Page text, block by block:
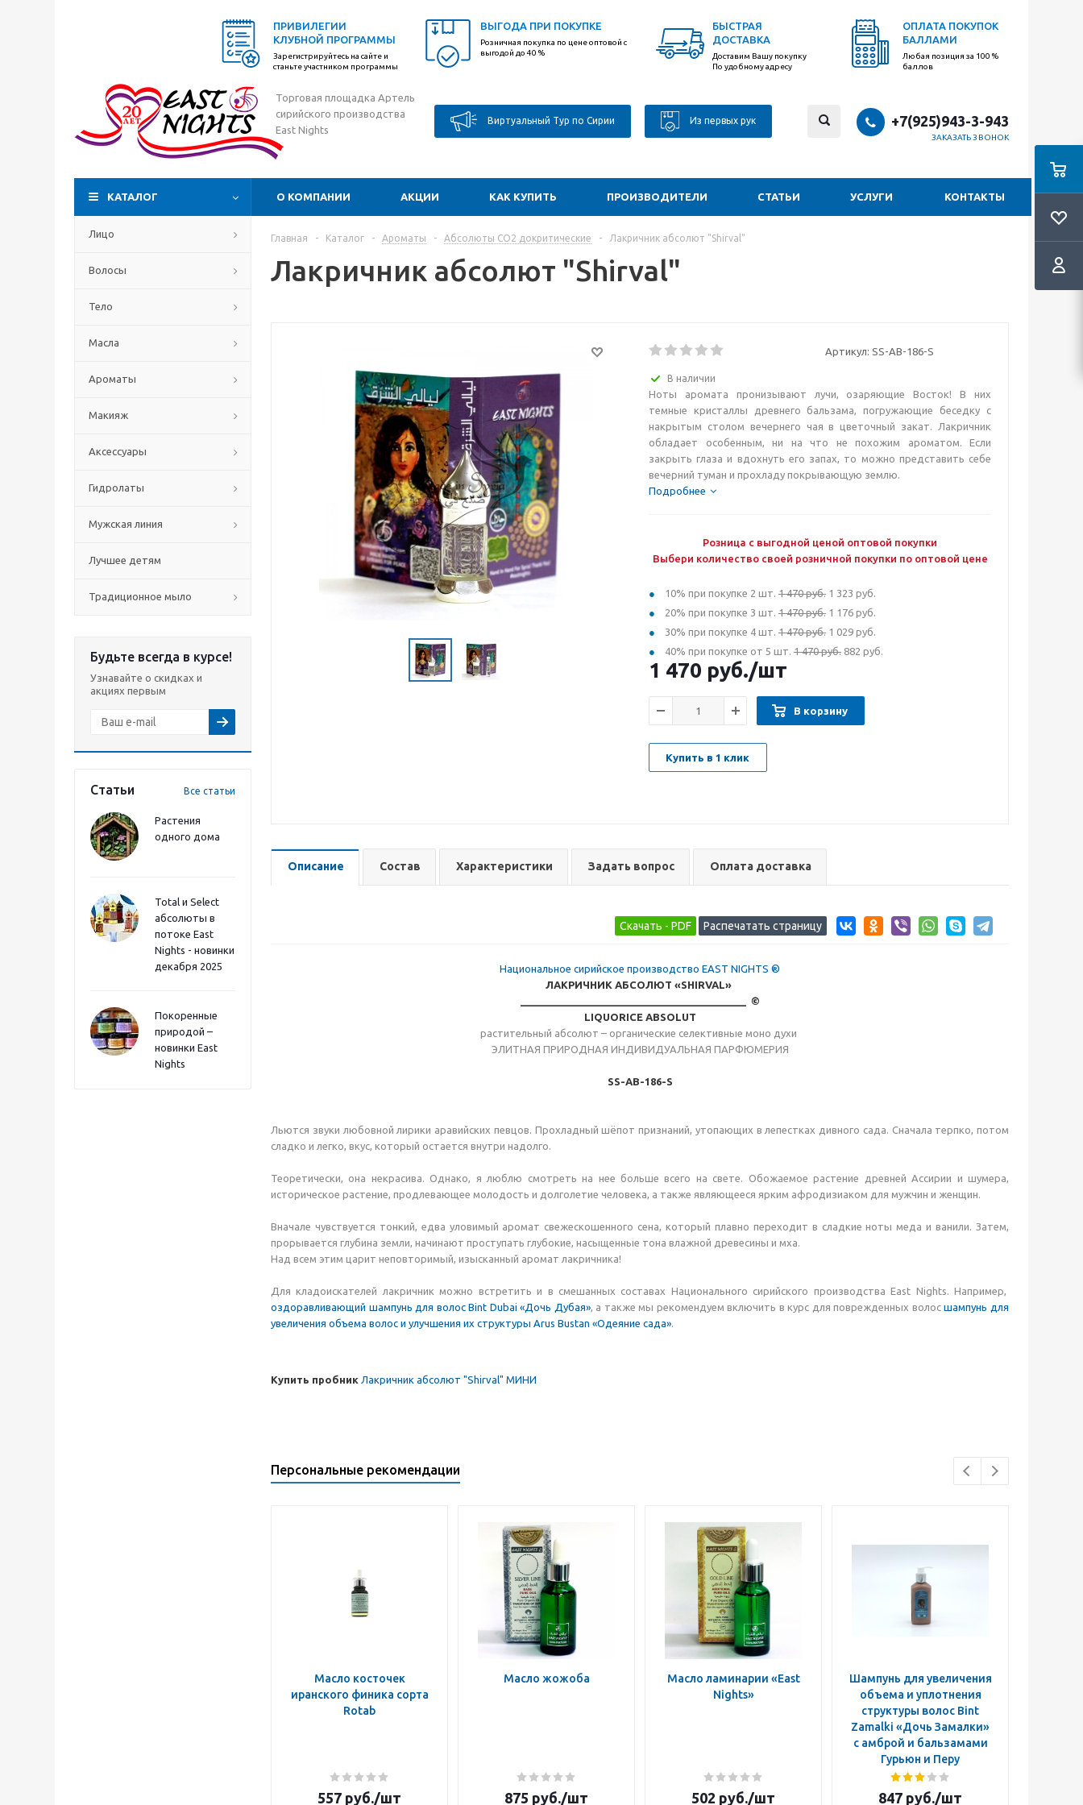
ПРИВИЛЕГИИ
КЛУБНОЙ ПРОГРАММЫ
Зарегистрируйтесь на сайте и
станьте участником программы
ВЫГОДА ПРИ ПОКУПКЕ
Розничная покупка по цене оптовой с
выгодой до 40 %
БЫСТРАЯ
ДОСТАВКА
Доставим Вашу покупку
По удобному адресу
ОПЛАТА ПОКУПОК
БАЛЛАМИ
Любая позиция за 100 %
баллов
Торговая площадка Артель
сирийского производства
East Nights
Виртуальный Тур по Сирии Из первых рук +7(925)943-3-943
ЗАКАЗАТЬ ЗВОНОК
КАТАЛОГ О КОМПАНИИ АКЦИИ КАК КУПИТЬ ПРОИЗВОДИТЕЛИ СТАТЬИ УСЛУГИ КОНТАКТЫ
Лицо
Волосы
Тело
Масла
Ароматы
Макияж
Аксессуары
Гидролаты
Мужская линия
Лучшее детям
Традиционное мыло
Будьте всегда в курсе!
Узнавайте о скидках и
акциях первым
Статьи Все статьи
Растения
одного дома
Total и Select
абсолюты в
потоке East
Nights - новинки
декабря 2025
Покоренные
природой –
новинки East
Nights
Главная - Каталог - Ароматы - Абсолюты CO2 докритические - Лакричник абсолют "Shirval"
Лакричник абсолют "Shirval"
Артикул: SS-AB-186-S
В наличии
Ноты аромата пронизывают лучи, озаряющие Восток! В них
темные кристаллы древнего бальзама, погружающие беседку с
накрытым столом вечернего чая в цветочный закат. Лакричник
обладает особенным, ни на что не похожим ароматом. Если
закрыть глаза и вдохнуть его запах, то можно представить себе
вечерний туман и прохладу покрывающую землю.
Подробнее
Розница с выгодной ценой оптовой покупки
Выбери количество своей розничной покупки по оптовой цене
10% при покупке 2 шт. 1 470 руб. 1 323 руб.
20% при покупке 3 шт. 1 470 руб. 1 176 руб.
30% при покупке 4 шт. 1 470 руб. 1 029 руб.
40% при покупке от 5 шт. 1 470 руб. 882 руб.
1 470 руб./шт
В корзину
Купить в 1 клик
Описание Состав Характеристики Задать вопрос Оплата доставка
Национальное сирийское производство EAST NIGHTS ®
ЛАКРИЧНИК АБСОЛЮТ «SHIRVAL»
________________________________________ ©
LIQUORICE ABSOLUT
растительный абсолют – органические селективные моно духи
ЭЛИТНАЯ ПРИРОДНАЯ ИНДИВИДУАЛЬНАЯ ПАРФЮМЕРИЯ
SS-AB-186-S
Льются звуки любовной лирики аравийских певцов. Прохладный шёпот признаний, утопающих в лепестках дивного сада. Сначала терпко, потом
сладко и легко, вкус, который остается внутри надолго.
Теоретически, она некрасива. Однако, я люблю смотреть на нее больше всего на свете. Обожаемое растение древней Ассирии и шумера,
историческое растение, продлевающее молодость и долголетие человека, а также являющееся ярким афродизиаком для мужчин и женщин.
Вначале чувствуется тонкий, едва уловимый аромат свежескошенного сена, который плавно переходит в сладкие ноты меда и ванили. Затем,
прорывается глубина земли, начинают проступать глубокие, насыщенные тона влажной древесины и мха.
Над всем этим царит неповторимый, изысканный аромат лакричника!
Для кладоискателей лакричник можно встретить и в смешанных составах Национального сирийского производства East Nights. Например,
оздоравливающий шампунь для волос Bint Dubai «Дочь Дубая», а также мы рекомендуем включить в курс для поврежденных волосшампунь для
увеличения объема волос и улучшения их структуры Arus Bustan «Одеяние сада».
Купить пробник Лакричник абсолют "Shirval" МИНИ
Персональные рекомендации
Масло косточек
иранского финика сорта
Rotab
557 руб./шт
Масло жожоба
875 руб./шт
Масло ламинарии «East
Nights»
502 руб./шт
Шампунь для увеличения
объема и уплотнения
структуры волос Bint
Zamalki «Дочь Замалки»
с амброй и бальзамами
Гурьюн и Перу
847 руб./шт